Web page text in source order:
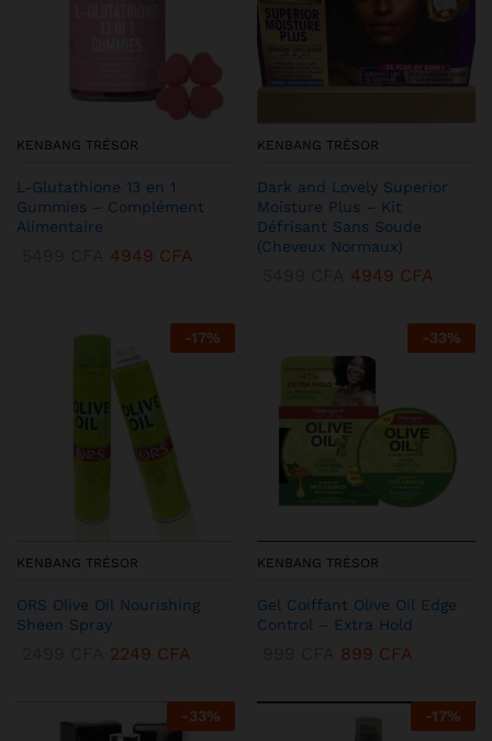
KENBANG TRÉSOR
L-Glutathione 13 en 1
Gummies – Complément
Alimentaire
4949 CFA
KENBANG TRÉSOR
Dark and Lovely Superior
Moisture Plus – Kit
Défrisant Sans Soude
(Cheveux Normaux)
4949 CFA
-17%
KENBANG TRÉSOR
ORS Olive Oil Nourishing
Sheen Spray
2249 CFA
-33%
KENBANG TRÉSOR
Gel Coiffant Olive Oil Edge
Control – Extra Hold
899 CFA
-33% -17%